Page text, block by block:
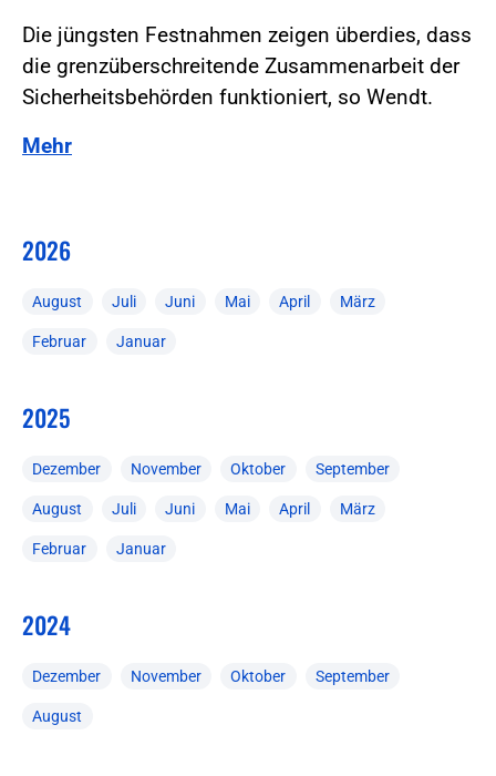
Die jüngsten Festnahmen zeigen überdies, dass
die grenzüberschreitende Zusammenarbeit der
Sicherheitsbehörden funktioniert, so Wendt.
Mehr
2026
August Juli Juni Mai April März
Februar Januar
2025
Dezember November Oktober September
August Juli Juni Mai April März
Februar Januar
2024
Dezember November Oktober September
August